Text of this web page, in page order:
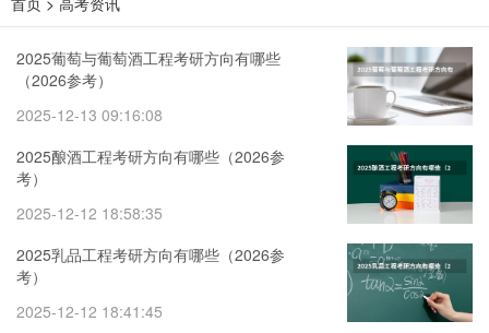
2025葡萄与葡萄酒工程考研方向有哪些
（2026参考）
2025-12-13 09:16:08
2025酿酒工程考研方向有哪些（2026参
考）
2025-12-12 18:58:35
2025乳品工程考研方向有哪些（2026参
考）
2025-12-12 18:41:45